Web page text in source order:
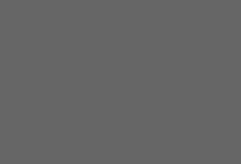
Twojej dobrowolnej